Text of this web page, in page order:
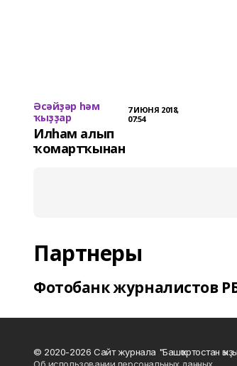
Әсәйҙәр һәм
ҡыҙҙар
7 ИЮНЯ 2018,
07:54
Илһам алып
ҡомартҡынан
Партнеры
Фотобанк журналистов
© 2020-2026 Сайт журнала "Башҡортостан